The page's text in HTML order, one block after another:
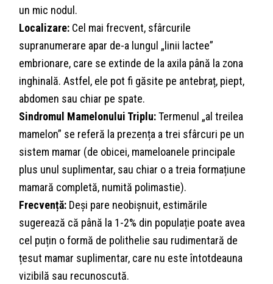
un mic nodul.
Localizare: Cel mai frecvent, sfârcurile
supranumerare apar de-a lungul „linii lactee”
embrionare, care se extinde de la axila până la zona
inghinală. Astfel, ele pot fi găsite pe antebraț, piept,
abdomen sau chiar pe spate.
Sindromul Mamelonului Triplu:Termenul „al treilea
mamelon” se referă la prezența a trei sfârcuri pe un
sistem mamar (de obicei, mameloanele principale
plus unul suplimentar, sau chiar o a treia formațiune
mamară completă, numită polimastie).
Frecvență: Deși pare neobișnuit, estimările
sugerează că până la 1-2% din populație poate avea
cel puțin o formă de polithelie sau rudimentară de
țesut mamar suplimentar, care nu este întotdeauna
vizibilă sau recunoscută.